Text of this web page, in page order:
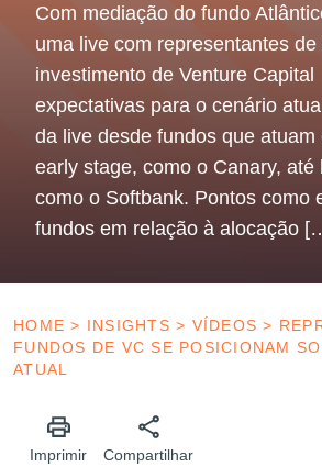
Com mediação do fundo
uma live com representantes
investimento de Venture
expectativas para o cenário
da live desde fundos que atuam
early stage, como o Canary, até
como o Softbank. Pontos como
fundos em relação à alocação
HOME > INSIGHTS > VÍDEOS >
FUNDOS DE VC SE POSICIONAM
ATUAL
Imprimir Compartilhar